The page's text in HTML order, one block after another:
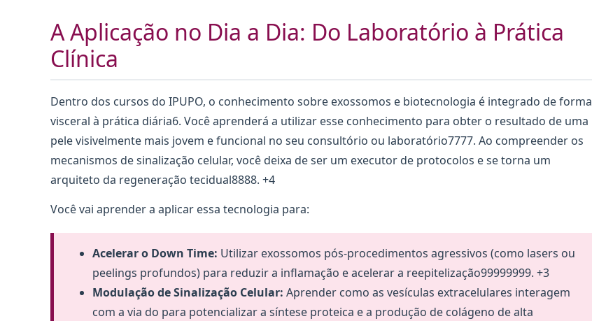
A Aplicação no Dia a Dia: Do Laboratório à Prática
Clínica
Dentro dos cursos do IPUPO, o conhecimento sobre exossomos e biotecnologia é integrado de forma
visceral à prática diária6. Você aprenderá a utilizar esse conhecimento para obter o resultado de uma
pele visivelmente mais jovem e funcional no seu consultório ou laboratório7777. Ao compreender os
mecanismos de sinalização celular, você deixa de ser um executor de protocolos e se torna um
arquiteto da regeneração tecidual8888. +4
Você vai aprender a aplicar essa tecnologia para:
Acelerar o Down Time: Utilizar exossomos pós-procedimentos agressivos (como lasers ou
peelings profundos) para reduzir a inflamação e acelerar a reepitelização99999999. +3
Modulação de Sinalização Celular: Aprender como as vesículas extracelulares interagem
com a via do para potencializar a síntese proteica e a produção de colágeno de alta